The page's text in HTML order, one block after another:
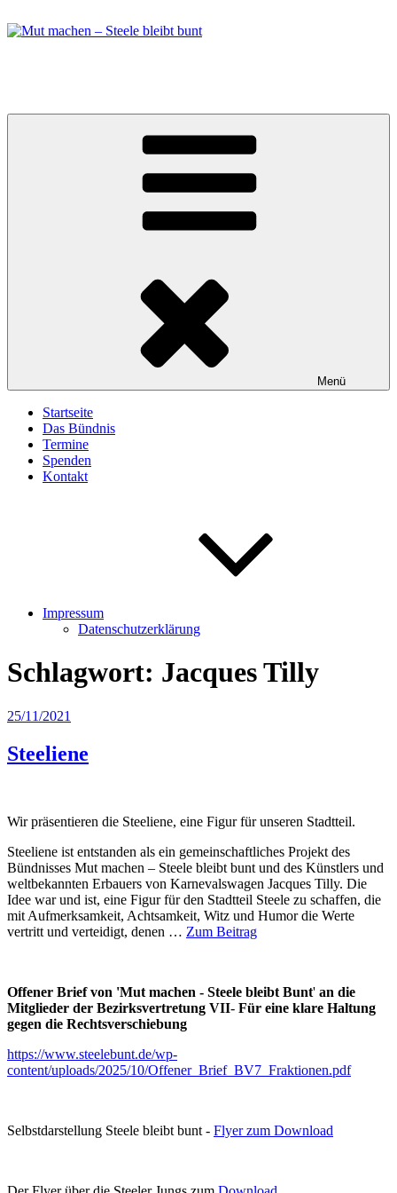
Inhalt
Menü
Startseite
Das Bündnis
Termine
Spenden
Kontakt
Impressum
Datenschutzerklärung
Schlagwort: Jacques Tilly
Veröffentlicht
25/11/2021
Steeliene
Wir präsentieren die Steeliene, eine Figur für unseren Stadtteil.
Steeliene ist entstanden als ein gemeinschaftliches Projekt des
Bündnisses Mut machen – Steele bleibt bunt und des Künstlers und
weltbekannten Erbauers von Karnevalswagen Jacques Tilly. Die
Idee war und ist, eine Figur für den Stadtteil Steele zu schaffen, die
mit Aufmerksamkeit, Achtsamkeit, Witz und Humor die Werte
vertritt und verteidigt, denen … Zum Beitrag
Offener Brief von 'Mut machen - Steele bleibt Bunt' an die
Mitglieder der Bezirksvertretung VII- Für eine klare Haltung
gegen die Rechtsverschiebung
https://www.steelebunt.de/wp-
content/uploads/2025/10/Offener_Brief_BV7_Fraktionen.pdf
Selbstdarstellung Steele bleibt bunt - Flyer zum Download